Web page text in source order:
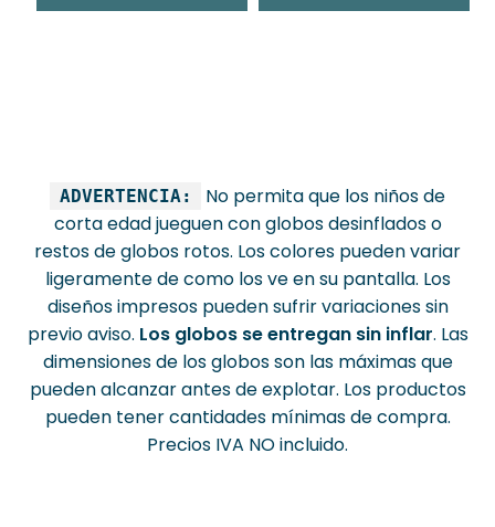
ADVERTENCIA:
No permita que los niños de
corta edad jueguen con globos desinflados o
restos de globos rotos. Los colores pueden variar
ligeramente de como los ve en su pantalla. Los
diseños impresos pueden sufrir variaciones sin
previo aviso. Los globos se entregan sin inflar. Las
dimensiones de los globos son las máximas que
pueden alcanzar antes de explotar. Los productos
pueden tener cantidades mínimas de compra.
Precios IVA NO incluido.